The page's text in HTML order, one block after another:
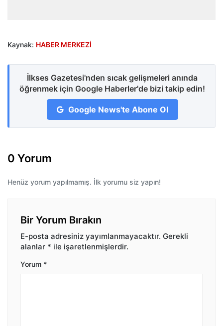
Kaynak: HABER MERKEZİ
İlkses Gazetesi'nden sıcak gelişmeleri anında
öğrenmek için Google Haberler'de bizi takip edin!
Google News'te Abone Ol
0 Yorum
Henüz yorum yapılmamış. İlk yorumu siz yapın!
Bir Yorum Bırakın
E-posta adresiniz yayımlanmayacaktır. Gerekli
alanlar * ile işaretlenmişlerdir.
Yorum *